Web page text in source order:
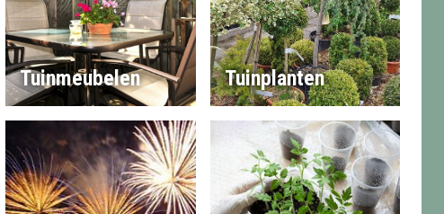
Tuinmeubelen Tuinplanten